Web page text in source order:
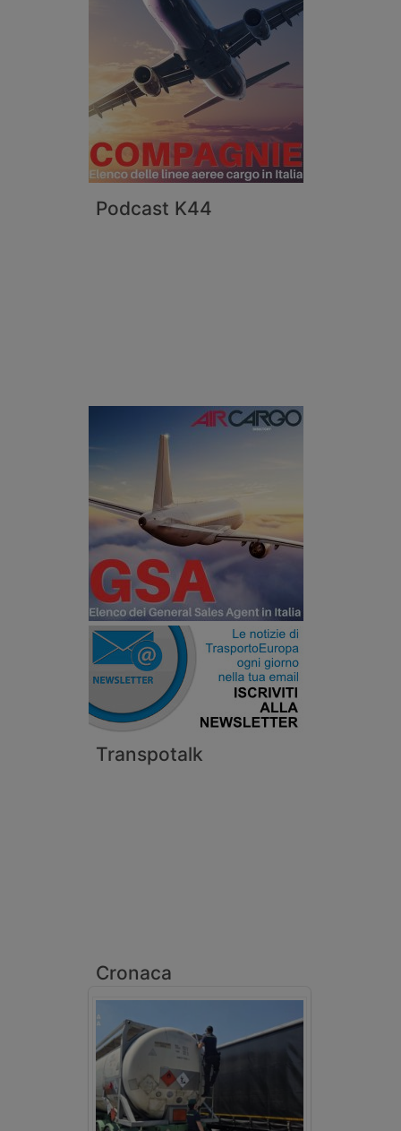
Podcast K44
Transpotalk
Cronaca